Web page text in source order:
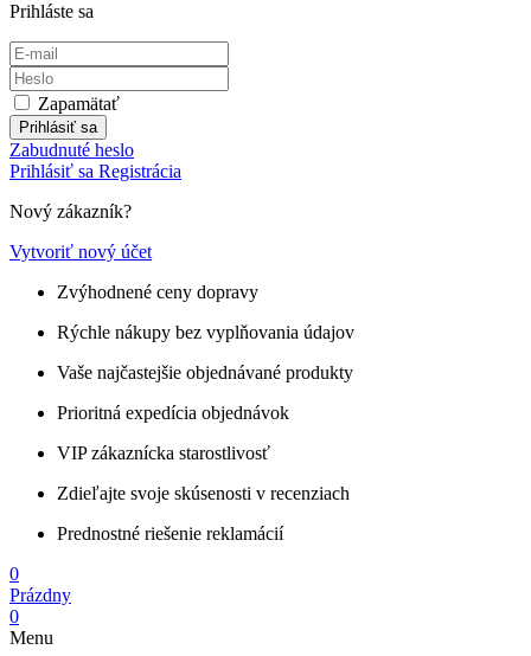
Prihláste sa
Zapamätať
Prihlásiť sa
Zabudnuté heslo
Prihlásiť sa Registrácia
Nový zákazník?
Vytvoriť nový účet
Zvýhodnené ceny dopravy
Rýchle nákupy bez vyplňovania údajov
Vaše najčastejšie objednávané produkty
Prioritná expedícia objednávok
VIP zákaznícka starostlivosť
Zdieľajte svoje skúsenosti v recenziach
Prednostné riešenie reklamácií
0
Prázdny
0
Menu